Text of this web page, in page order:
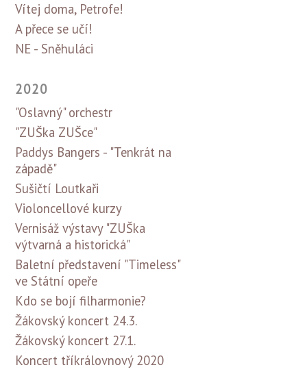
Vítej doma, Petrofe!
A přece se učí!
NE - Sněhuláci
2020
"Oslavný" orchestr
"ZUŠka ZUŠce"
Paddys Bangers - "Tenkrát na
západě"
Sušičtí Loutkaři
Violoncellové kurzy
Vernisáž výstavy "ZUŠka
výtvarná a historická"
Baletní představení "Timeless"
ve Státní opeře
Kdo se bojí filharmonie?
Žákovský koncert 24.3.
Žákovský koncert 27.1.
Koncert tříkrálovnový 2020